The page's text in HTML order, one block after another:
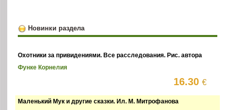
Новинки раздела
Охотники за привидениями. Все расследования. Рис. автора
Функе Корнелия
16.30€
Маленький Мук и другие сказки. Ил. М. Митрофанова